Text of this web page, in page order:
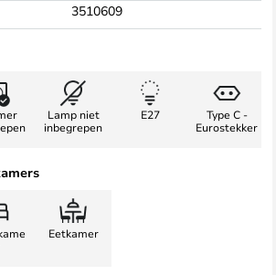
3510609
Lamp niet
inbegrepen
E27
Type C -
Eurostekker
Eetkamer